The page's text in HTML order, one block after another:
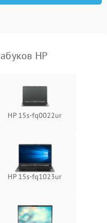
HP
HP 15s-fq0022ur
HP 15s-fq1023ur